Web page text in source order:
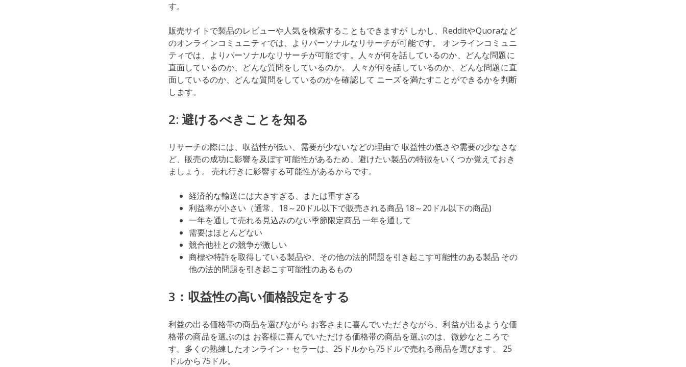
す。
販売サイトで製品のレビューや人気を検索することもできますが しかし、RedditやQuoraなど
のオンラインコミュニティでは、よりパーソナルなリサーチが可能です。 オンラインコミュニ
ティでは、よりパーソナルなリサーチが可能です。人々が何を話しているのか、どんな問題に
直面しているのか、どんな質問をしているのか。 人々が何を話しているのか、どんな問題に直
面しているのか、どんな質問をしているのかを確認して ニーズを満たすことができるかを判断
します。
2: 避けるべきことを知る
リサーチの際には、収益性が低い、需要が少ないなどの理由で 収益性の低さや需要の少なさな
ど、販売の成功に影響を及ぼす可能性があるため、避けたい製品の特徴をいくつか覚えておき
ましょう。 売れ行きに影響する可能性があるからです。
経済的な輸送には大きすぎる、または重すぎる
利益率が小さい（通常、18～20ドル以下で販売される商品 18～20ドル以下の商品)
一年を通して売れる見込みのない季節限定商品 一年を通して
需要はほとんどない
競合他社との競争が激しい
商標や特許を取得している製品や、その他の法的問題を引き起こす可能性のある製品 その
他の法的問題を引き起こす可能性のあるもの
3：収益性の高い価格設定をする
利益の出る価格帯の商品を選びながら お客さまに喜んでいただきながら、利益が出るような価
格帯の商品を選ぶのは お客様に喜んでいただける価格帯の商品を選ぶのは、微妙なところで
す。多くの熟練したオンライン・セラーは、25ドルから75ドルで売れる商品を選びます。 25
ドルから75ドル。